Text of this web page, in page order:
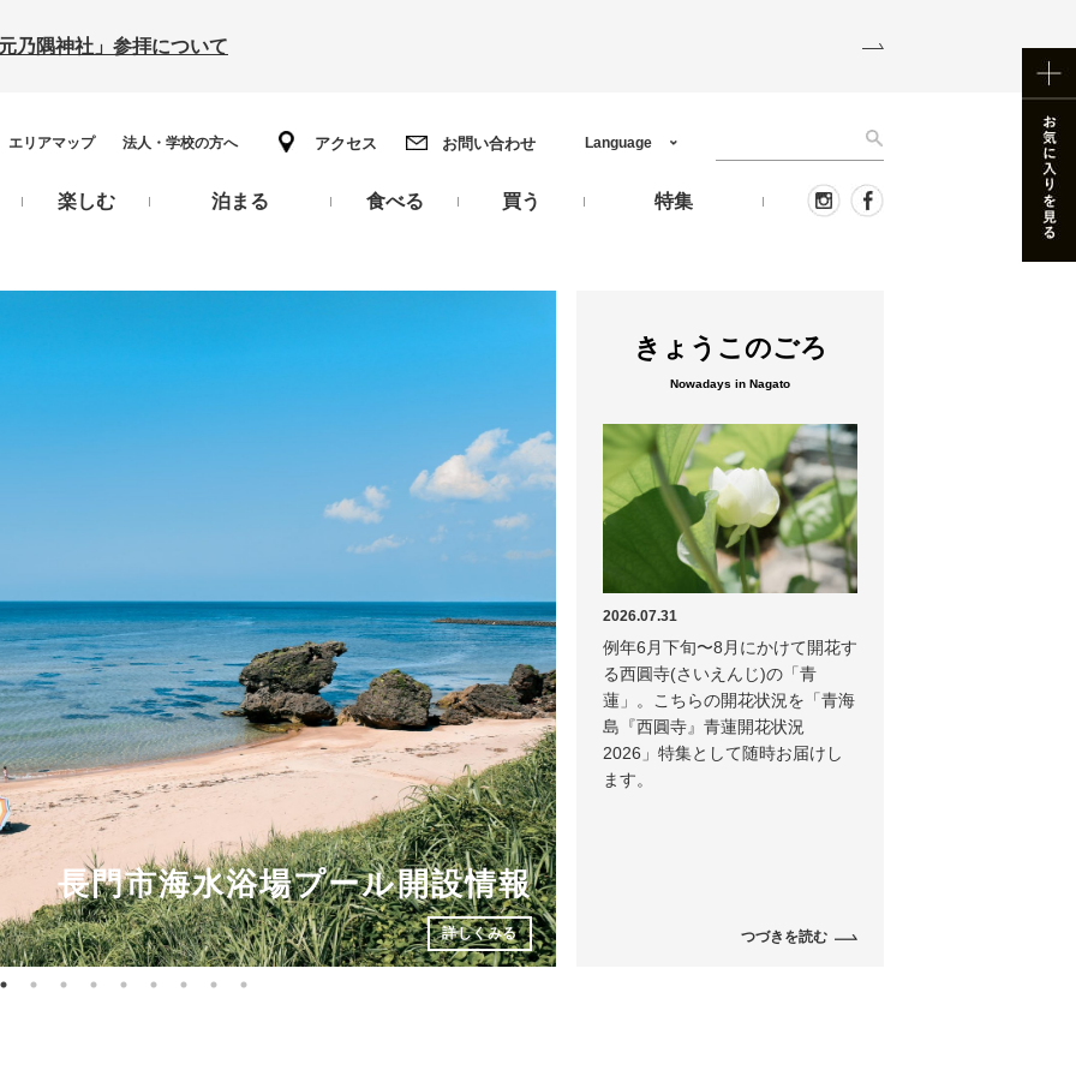
乃隅神社」参拝について
エリアマップ 法人・学校の方へ アクセス お問い合わせ
楽しむ 泊まる 食べる 買う 特集
Language
2026年長門プレミアム宿泊券
詳しくみる
長門市海水浴場プール開設情報
詳しくみる
詳しくみる
駅センザキッチンおすすめ情報！
詳しくみる
元乃隅神社
詳しくみる
詳しくみる
詳しくみる
詳しくみる
詳しくみる
詳しくみる
きょうこのごろ
Nowadays in Nagato
2026.07.31
例年6月下旬〜8月にかけて開花す
る西圓寺(さいえんじ)の「青
蓮」。こちらの開花状況を「青海
島『西圓寺』青蓮開花状況
2026」特集として随時お届けし
ます。
つづきを読む